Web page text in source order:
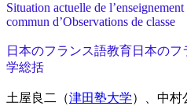
Situation actuelle de
commun d’Observations de classe
日本のフランス語教育日本の
学総括
土屋良二（津田塾大学）、中村